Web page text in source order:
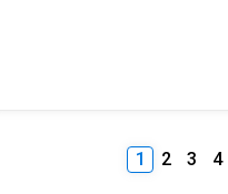
1 2 3 4